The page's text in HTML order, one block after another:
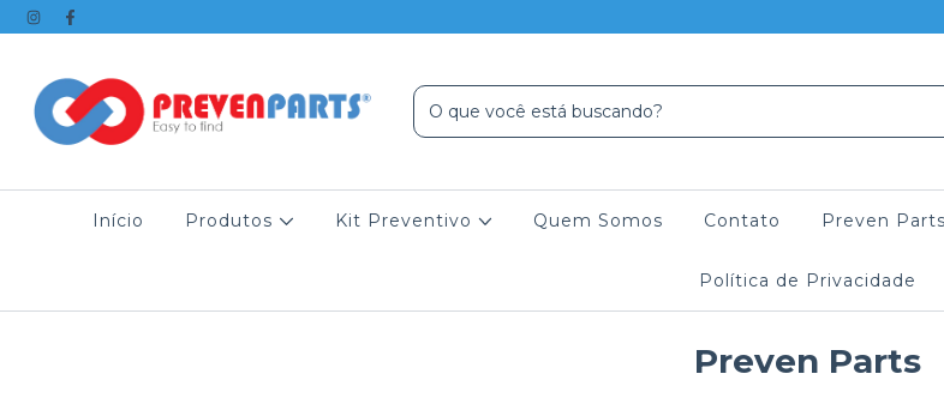
Início Produtos Kit Preventivo Quem Somos Contato Preven Parts
Política de Privacidade
Preven Parts